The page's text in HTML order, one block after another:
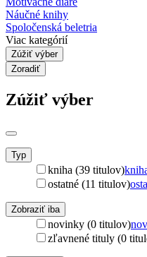
Náučné knihy
Spoločenská beletria
Viac kategórií
Zúžiť výber
Zoradiť
Zúžiť výber
Typ
kniha (39 titulov)
ostatné (11 titulov)
Zobraziť iba
novinky (0 titulov)
zľavnené tituly (0